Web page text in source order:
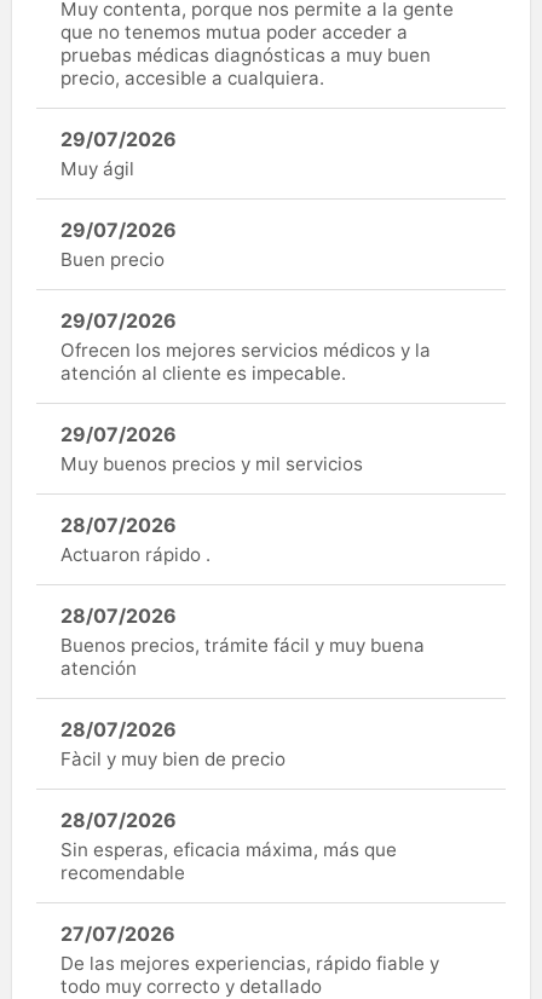
Muy contenta, porque nos permite a la gente
que no tenemos mutua poder acceder a
pruebas médicas diagnósticas a muy buen
precio, accesible a cualquiera.
29/07/2026
Muy ágil
29/07/2026
Buen precio
29/07/2026
Ofrecen los mejores servicios médicos y la
atención al cliente es impecable.
29/07/2026
Muy buenos precios y mil servicios
28/07/2026
Actuaron rápido .
28/07/2026
Buenos precios, trámite fácil y muy buena
atención
28/07/2026
Fàcil y muy bien de precio
28/07/2026
Sin esperas, eficacia máxima, más que
recomendable
27/07/2026
De las mejores experiencias, rápido fiable y
todo muy correcto y detallado